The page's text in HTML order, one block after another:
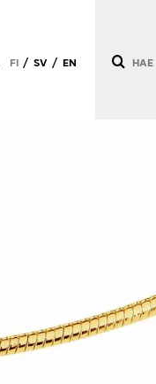
FI / SV / EN